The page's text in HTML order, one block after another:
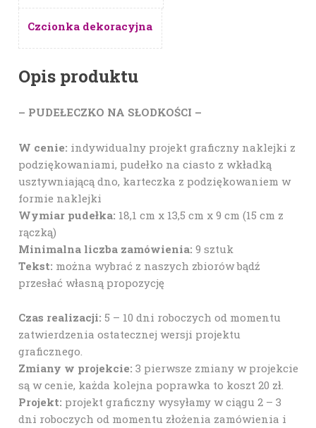
Czcionka dekoracyjna
Opis produktu
– PUDEŁECZKO NA SŁODKOŚCI –
W cenie: indywidualny projekt graficzny naklejki z
podziękowaniami, pudełko na ciasto z wkładką
usztywniającą dno, karteczka z podziękowaniem w
formie naklejki
Wymiar pudełka: 18,1 cm x 13,5 cm x 9 cm (15 cm z
rączką)
Minimalna liczba zamówienia: 9 sztuk
Tekst: można wybrać z naszych zbiorów bądź
przesłać własną propozycję
Czas realizacji: 5 – 10 dni roboczych od momentu
zatwierdzenia ostatecznej wersji projektu
graficznego.
Zmiany w projekcie: 3 pierwsze zmiany w projekcie
są w cenie, każda kolejna poprawka to koszt 20 zł.
Projekt: projekt graficzny wysyłamy w ciągu 2 – 3
dni roboczych od momentu złożenia zamówienia i